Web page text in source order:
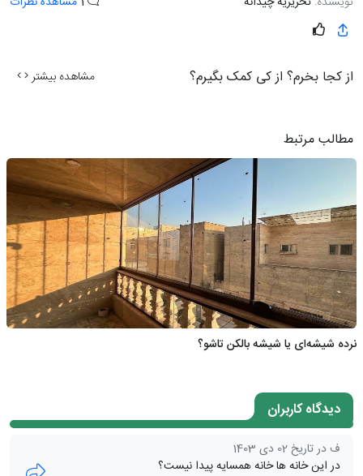
از کجا بخرم؟ از کی کمک بگیرم؟ مشاهده بیشتر
مطالب مرتبط
نرده شیشه‌ای یا شیشه بالکن تاشو؟
دیدگاه کاربران
ف در تاریخ 02 دی 1403
در این خانه ها خانه همسایه پیدا نیست؟